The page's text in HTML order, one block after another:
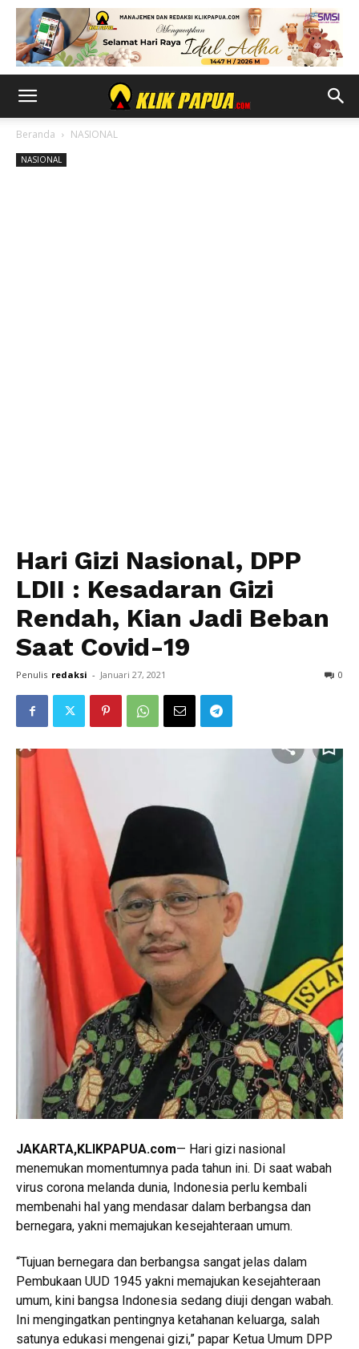
Beranda NASIONAL
NASIONAL
Hari Gizi Nasional, DPP
LDII : Kesadaran Gizi
Rendah, Kian Jadi Beban
Saat Covid-19
Penulis redaksi - Januari 27, 2021 0
JAKARTA,KLIKPAPUA.com— Hari gizi nasional
menemukan momentumnya pada tahun ini. Di saat wabah
virus corona melanda dunia, Indonesia perlu kembali
membenahi hal yang mendasar dalam berbangsa dan
bernegara, yakni memajukan kesejahteraan umum.
“Tujuan bernegara dan berbangsa sangat jelas dalam
Pembukaan UUD 1945 yakni memajukan kesejahteraan
umum, kini bangsa Indonesia sedang diuji dengan wabah.
Ini mengingatkan pentingnya ketahanan keluarga, salah
satunya edukasi mengenai gizi,” papar Ketua Umum DPP